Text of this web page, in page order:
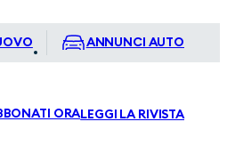
ANNUNCI AUTO
ORALEGGI LA RIVISTA